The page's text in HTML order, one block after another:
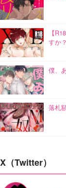
【
すか
僕、
落札
X（Twitter）